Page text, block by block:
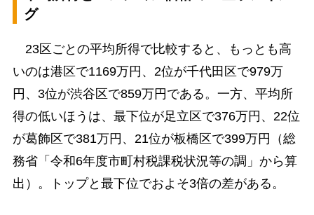
グ
23区ごとの平均所得で比較すると、もっとも高
いのは港区で1169万円、2位が千代田区で979万
円、3位が渋谷区で859万円である。一方、平均所
得の低いほうは、最下位が足立区で376万円、22位
が葛飾区で381万円、21位が板橋区で399万円（総
務省「令和6年度市町村税課税状況等の調」から算
出）。トップと最下位でおよそ3倍の差がある。